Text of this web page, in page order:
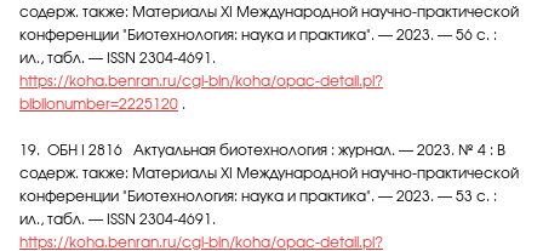
содерж. также: Материалы XI Международной научно-практической
конференции "Биотехнология: наука и практика". — 2023. — 56 с. :
ил., табл. — ISSN 2304-4691.
https://koha.benran.ru/cgi-bin/koha/opac-detail.pl?
biblionumber=2225120 .
19. ОБН I 2816 Актуальная биотехнология : журнал. — 2023. № 4 : В
содерж. также: Материалы XI Международной научно-практической
конференции "Биотехнология: наука и практика". — 2023. — 53 с. :
ил., табл. — ISSN 2304-4691.
https://koha.benran.ru/cgi-bin/koha/opac-detail.pl?